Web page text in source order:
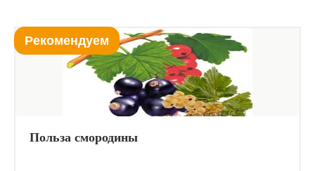
Рекомендуем
Польза смородины